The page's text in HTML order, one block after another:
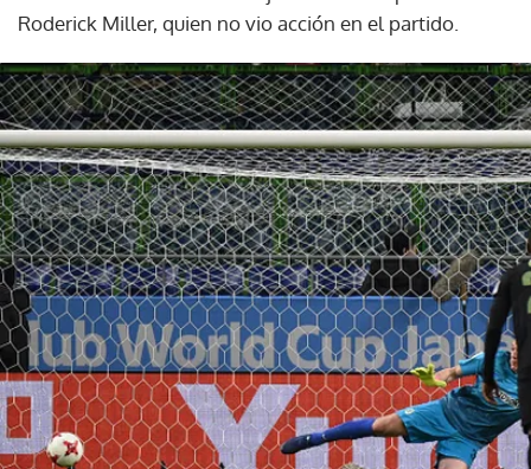
Roderick Miller, quien no vio acción en el partido.